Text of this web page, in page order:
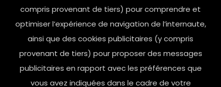
compris provenant de tiers) pour comprendre et
optimiser l’expérience de navigation de l’internaute,
ainsi que des cookies publicitaires (y compris
provenant de tiers) pour proposer des messages
publicitaires en rapport avec les préférences que
vous avez indiquées dans le cadre de votre